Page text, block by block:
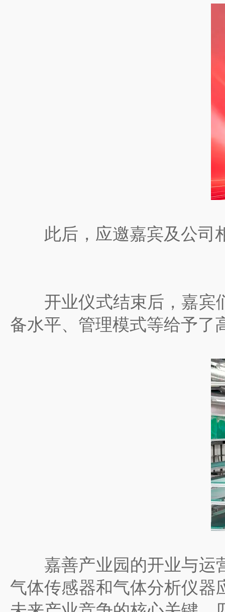
此后，应邀嘉宾及公司相
开业仪式结束后，嘉宾们
备水平、管理模式等给予了
嘉善产业园的开业与运营
气体传感器和气体分析仪器